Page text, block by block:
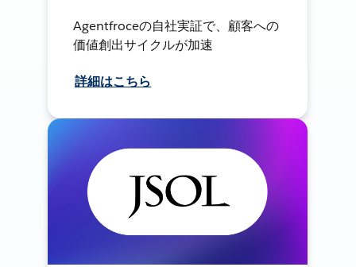
Agentfroceの自社実証で、顧客への
価値創出サイクルが加速
詳細はこちら